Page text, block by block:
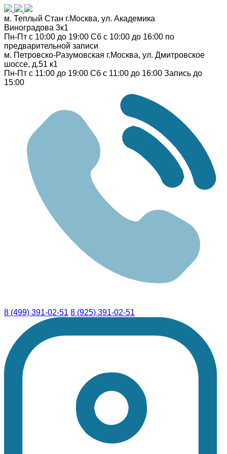
м. Теплый Стан г.Москва, ул. Академика
Виноградова 3к1
Пн-Пт с 10:00 до 19:00 Сб с 10:00 до 16:00 по
предварительной записи
м. Петровско-Разумовская г.Москва, ул. Дмитровское
шоссе, д.51 к1
Пн-Пт с 11:00 до 19:00 Сб с 11:00 до 16:00 Запись до
15:00
8 (499) 391-02-51 8 (925) 391-02-51